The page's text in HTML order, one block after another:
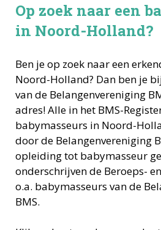
Op zoek naar een
in Noord-Holland?
Ben je op zoek naar een
Noord-Holland? Dan ben je
van de Belangenvereniging
adres! Alle in het BMS-
babymasseurs in Noord-
door de Belangenvereniging
opleiding tot babymasseur
onderschrijven de Beroeps-
o.a. babymasseurs van de
BMS.